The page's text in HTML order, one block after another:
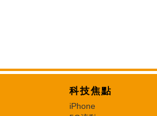
科技焦點
iPhone